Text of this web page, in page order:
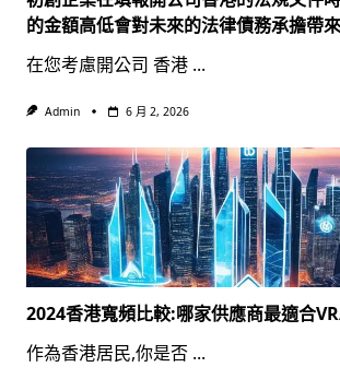
的金額高低會對未來的法律債務承擔帶
在您考慮開公司 香港 ...
Admin 6 月 2, 2026
2024香港寬頻比較:哪家供應商最適合
作為香港居民,你是否 ...